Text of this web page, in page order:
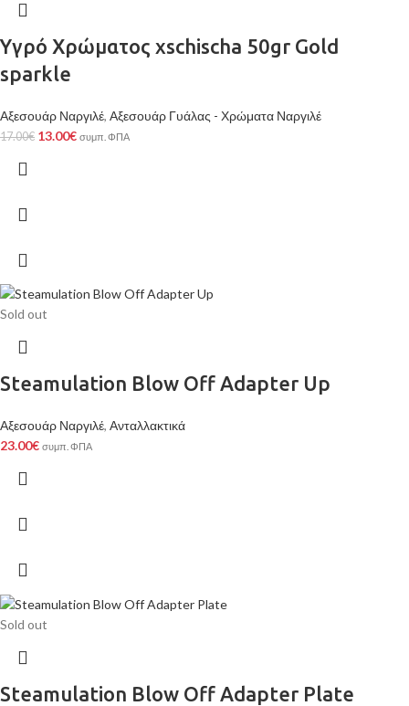
Υγρό Χρώματος xschischa 50gr Gold
sparkle
Αξεσουάρ Ναργιλέ, Αξεσουάρ Γυάλας - Χρώματα Ναργιλέ
17.00€ 13.00€ συμπ. ΦΠΑ
Sold out
Steamulation Blow Off Adapter Up
Αξεσουάρ Ναργιλέ, Ανταλλακτικά
23.00€ συμπ. ΦΠΑ
Sold out
Steamulation Blow Off Adapter Plate